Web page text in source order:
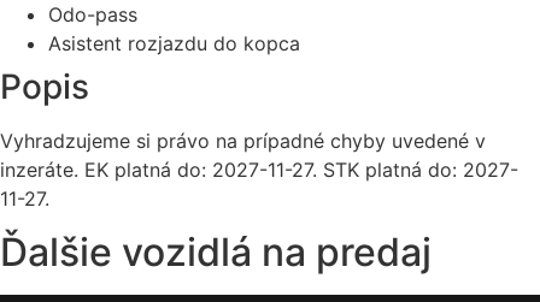
Odo-pass
Asistent rozjazdu do kopca
Popis
Vyhradzujeme si právo na prípadné chyby uvedené v
inzeráte. EK platná do: 2027-11-27. STK platná do: 2027-
11-27.
Ďalšie vozidlá na predaj